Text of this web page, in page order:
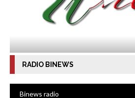
RADIO BINEWS